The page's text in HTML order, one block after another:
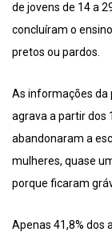
de jovens de 14 a
concluíram o
pretos ou pardos.
As informações da
agrava a partir dos
abandonaram a
mulheres, quase
porque ficaram
Apenas 41,8% dos